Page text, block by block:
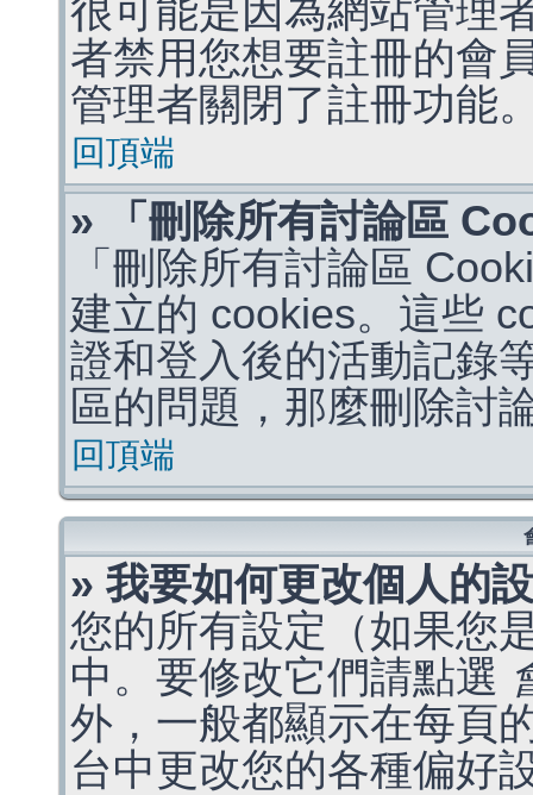
很可能是因為網站管理
者禁用您想要註冊的會
管理者關閉了註冊功能
回頂端
» 「刪除所有討論區
「刪除所有討論區
建立的 cookies。這些
證和登入後的活動記錄
區的問題，那麼刪除討
回頂端
» 我要如何更改個人的
您的所有設定（如果您
中。要修改它們請點選
外，一般都顯示在每頁
台中更改您的各種偏好